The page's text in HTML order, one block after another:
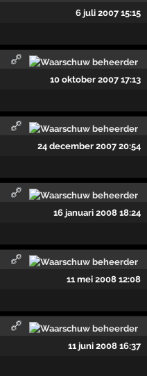
6 juli 2007 15:15
10 oktober 2007 17:13
24 december 2007 20:54
16 januari 2008 18:24
11 mei 2008 12:08
11 juni 2008 16:37